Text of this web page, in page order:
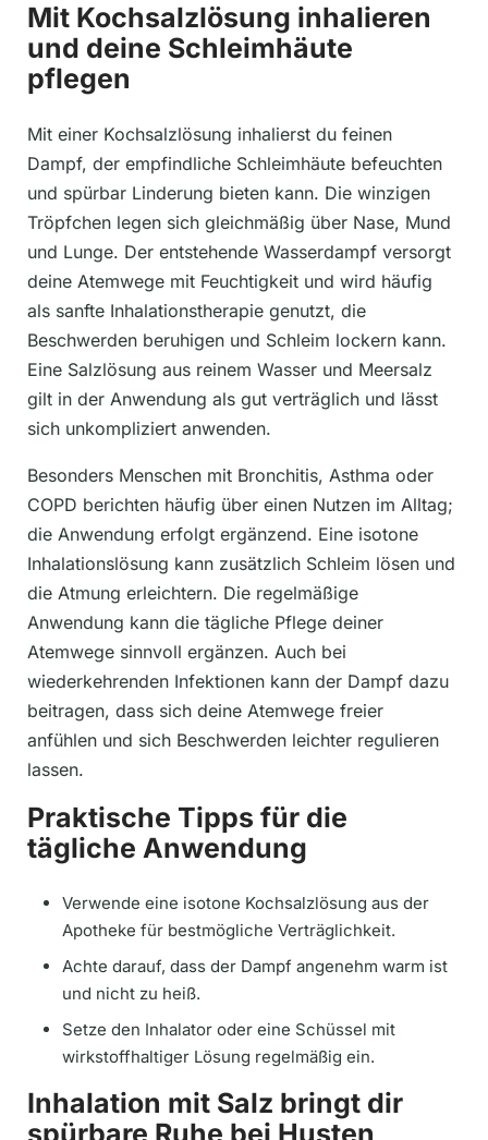
Mit Kochsalzlösung inhalieren
und deine Schleimhäute
pflegen
Mit einer Kochsalzlösung inhalierst du feinen
Dampf, der empfindliche Schleimhäute befeuchten
und spürbar Linderung bieten kann. Die winzigen
Tröpfchen legen sich gleichmäßig über Nase, Mund
und Lunge. Der entstehende Wasserdampf versorgt
deine Atemwege mit Feuchtigkeit und wird häufig
als sanfte Inhalationstherapie genutzt, die
Beschwerden beruhigen und Schleim lockern kann.
Eine Salzlösung aus reinem Wasser und Meersalz
gilt in der Anwendung als gut verträglich und lässt
sich unkompliziert anwenden.
Besonders Menschen mit Bronchitis, Asthma oder
COPD berichten häufig über einen Nutzen im Alltag;
die Anwendung erfolgt ergänzend. Eine isotone
Inhalationslösung kann zusätzlich Schleim lösen und
die Atmung erleichtern. Die regelmäßige
Anwendung kann die tägliche Pflege deiner
Atemwege sinnvoll ergänzen. Auch bei
wiederkehrenden Infektionen kann der Dampf dazu
beitragen, dass sich deine Atemwege freier
anfühlen und sich Beschwerden leichter regulieren
lassen.
Praktische Tipps für die
tägliche Anwendung
Verwende eine isotone Kochsalzlösung aus der
Apotheke für bestmögliche Verträglichkeit.
Achte darauf, dass der Dampf angenehm warm ist
und nicht zu heiß.
Setze den Inhalator oder eine Schüssel mit
wirkstoffhaltiger Lösung regelmäßig ein.
Inhalation mit Salz bringt dir
spürbare Ruhe bei Husten